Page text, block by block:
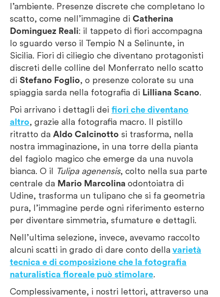
l’ambiente. Presenze discrete che completano lo
scatto, come nell’immagine di Catherina
Dominguez Reali: il tappeto di fiori accompagna
lo sguardo verso il Tempio N a Selinunte, in
Sicilia. Fiori di ciliegio che diventano protagonisti
discreti delle colline del Monferrato nello scatto
di Stefano Foglio, o presenze colorate su una
spiaggia sarda nella fotografia di Lilliana Scano.
Poi arrivano i dettagli dei fiori che diventano
altro, grazie alla fotografia macro. Il pistillo
ritratto da Aldo Calcinotto si trasforma, nella
nostra immaginazione, in una torre della pianta
del fagiolo magico che emerge da una nuvola
bianca. O il Tulipa agenensis, colto nella sua parte
centrale da Mario Marcolina odontoiatra di
Udine, trasforma un tulipano che si fa geometria
pura, l’immagine perde ogni riferimento esterno
per diventare simmetria, sfumature e dettagli.
Nell’ultima selezione, invece, avevamo raccolto
alcuni scatti in grado di dare conto dellavarietà
tecnica e di composizione che la fotografia
naturalistica floreale può stimolare.
Complessivamente, i nostri lettori, attraverso una